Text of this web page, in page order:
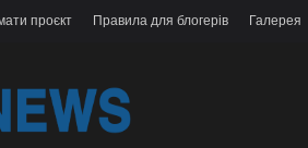
проєкт Правила для блогерів Галерея